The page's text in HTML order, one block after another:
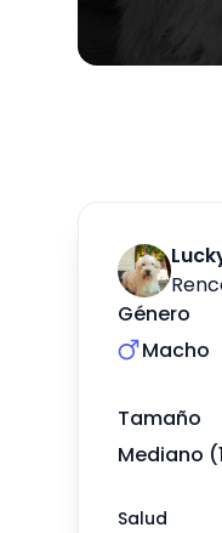
Género
Macho
Tamaño
Mediano
Salud